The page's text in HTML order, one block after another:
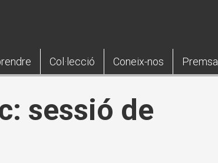
Col·lecció Coneix-nos Premsa
sessió de